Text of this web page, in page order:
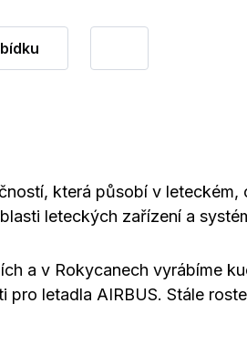
která působí v leteckém,
leteckých zařízení a
a v Rokycanech vyrábíme
letadla AIRBUS. Stále